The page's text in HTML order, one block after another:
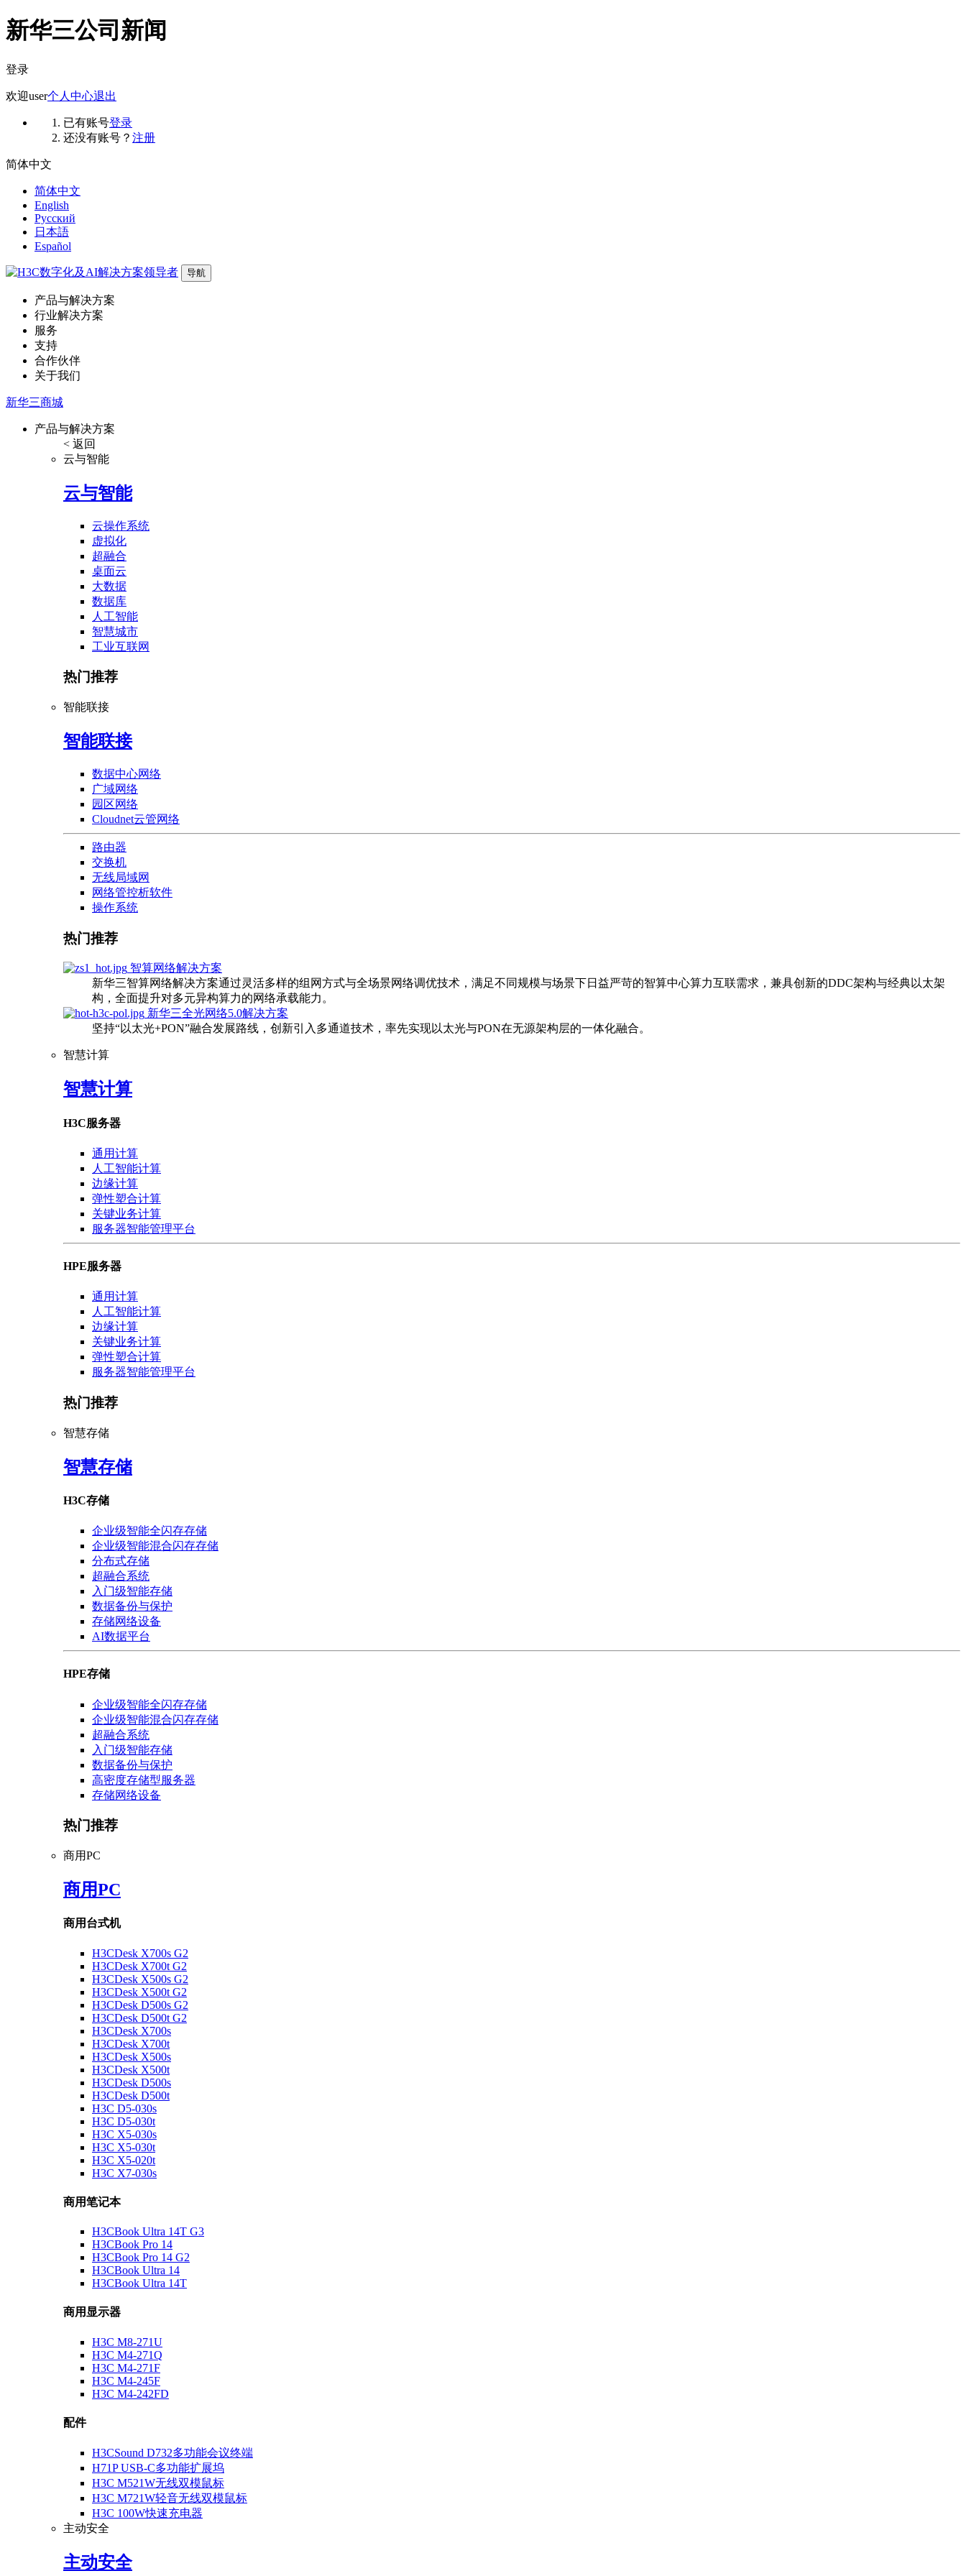
新华三公司新闻
登录
欢迎user个人中心退出
已有账号登录
还没有账号？ 注册
简体中文
简体中文
English
Русский
日本語
Español
导航
产品与解决方案
行业解决方案
服务
支持
合作伙伴
关于我们
新华三商城
产品与解决方案
< 返回
云与智能
云与智能
云操作系统
虚拟化
超融合
桌面云
大数据
数据库
人工智能
智慧城市
工业互联网
热门推荐
智能联接
智能联接
数据中心网络
广域网络
园区网络
Cloudnet云管网络
路由器
交换机
无线局域网
网络管控析软件
操作系统
热门推荐
智算网络解决方案
新华三智算网络解决方案通过灵活多样的组网方式与全场景网络调优技术，满足不同规模与场景下日益严苛的智算中心算力互联需求，兼具创新的DDC架构与经典以太架
构，全面提升对多元异构算力的网络承载能力。
新华三全光网络5.0解决方案
坚持“以太光+PON”融合发展路线，创新引入多通道技术，率先实现以太光与PON在无源架构层的一体化融合。
智慧计算
智慧计算
H3C服务器
通用计算
人工智能计算
边缘计算
弹性塑合计算
关键业务计算
服务器智能管理平台
HPE服务器
通用计算
人工智能计算
边缘计算
关键业务计算
弹性塑合计算
服务器智能管理平台
热门推荐
智慧存储
智慧存储
H3C存储
企业级智能全闪存存储
企业级智能混合闪存存储
分布式存储
超融合系统
入门级智能存储
数据备份与保护
存储网络设备
AI数据平台
HPE存储
企业级智能全闪存存储
企业级智能混合闪存存储
超融合系统
入门级智能存储
数据备份与保护
高密度存储型服务器
存储网络设备
热门推荐
商用PC
商用PC
商用台式机
H3CDesk X700s G2
H3CDesk X700t G2
H3CDesk X500s G2
H3CDesk X500t G2
H3CDesk D500s G2
H3CDesk D500t G2
H3CDesk X700s
H3CDesk X700t
H3CDesk X500s
H3CDesk X500t
H3CDesk D500s
H3CDesk D500t
H3C D5-030s
H3C D5-030t
H3C X5-030s
H3C X5-030t
H3C X5-020t
H3C X7-030s
商用笔记本
H3CBook Ultra 14T G3
H3CBook Pro 14
H3CBook Pro 14 G2
H3CBook Ultra 14
H3CBook Ultra 14T
商用显示器
H3C M8-271U
H3C M4-271Q
H3C M4-271F
H3C M4-245F
H3C M4-242FD
配件
H3CSound D732多功能会议终端
H71P USB-C多功能扩展坞
H3C M521W无线双模鼠标
H3C M721W轻音无线双模鼠标
H3C 100W快速充电器
主动安全
主动安全